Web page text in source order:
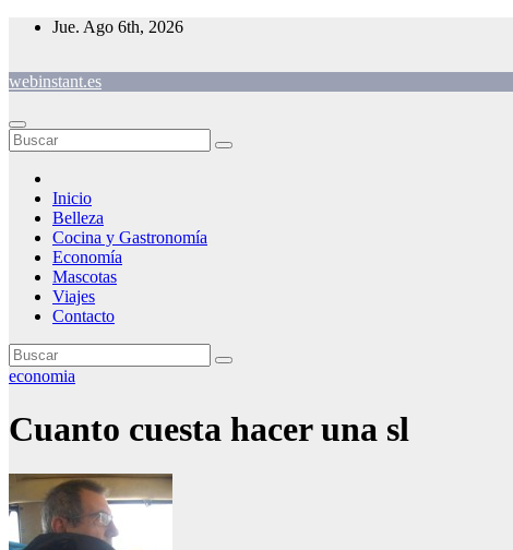
Saltar
Jue. Ago 6th, 2026
webinstant.es
Inicio
Belleza
Cocina y Gastronomía
Economía
Mascotas
Viajes
Contacto
economia
Cuanto cuesta hacer una sl